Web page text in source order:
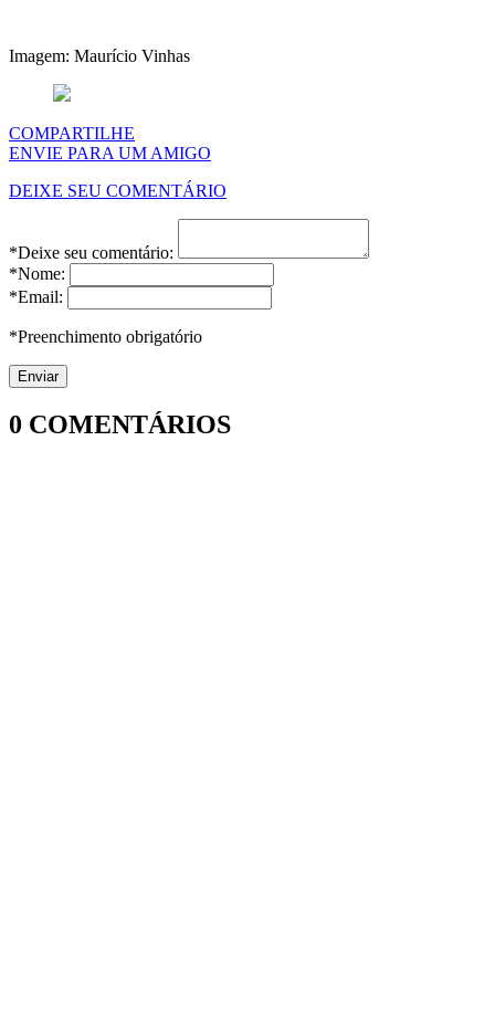
Imagem: Maurício Vinhas
COMPARTILHE
ENVIE PARA UM AMIGO
DEIXE SEU COMENTÁRIO
*Deixe seu comentário:
*Nome:
*Email:
*Preenchimento obrigatório
0 COMENTÁRIOS